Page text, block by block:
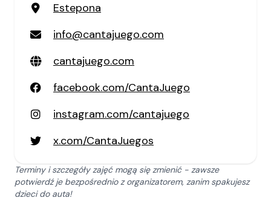
Estepona
info@cantajuego.com
cantajuego.com
facebook.com/CantaJuego
instagram.com/cantajuego
x.com/CantaJuegos
Terminy i szczegóły zajęć mogą się zmienić - zawsze
potwierdź je bezpośrednio z organizatorem, zanim spakujesz
dzieci do auta!